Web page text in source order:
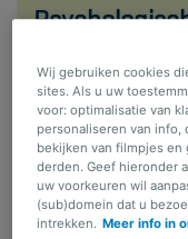
Vergoeding
sessies bij
agressie bij
geen trauma
Wij gebruiken cookies
sites. Als u uw
voor: optimalisatie van
personaliseren van info,
bekijken van filmpjes
derden. Geef hieronder
uw voorkeuren wil
(sub)domein dat u
intrekken. Meer info in